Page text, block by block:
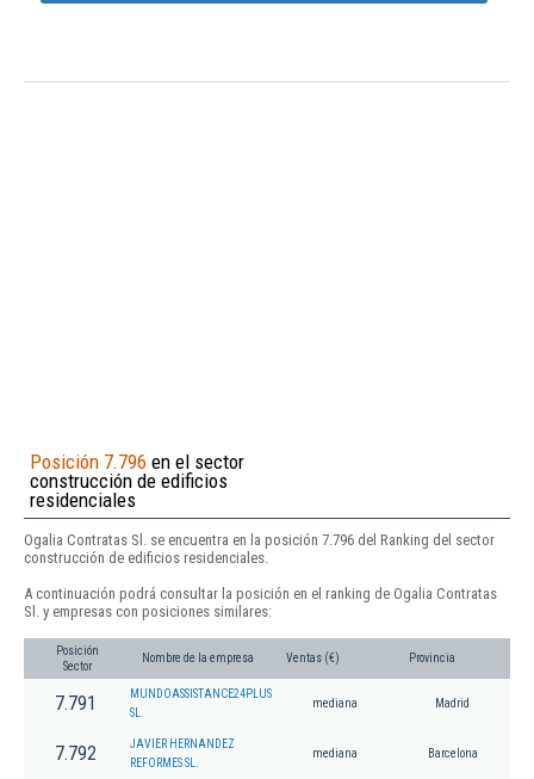
Posición 7.796 en el sector
construcción de edificios
residenciales
Ogalia Contratas Sl. se encuentra en la posición 7.796 del Ranking del sector
construcción de edificios residenciales.
A continuación podrá consultar la posición en el ranking de Ogalia Contratas
Sl. y empresas con posiciones similares:
Posición
Sector
Nombre de la empresa Ventas (€) Provincia
7.791
MUNDOASSISTANCE24PLUS
SL.
mediana Madrid
7.792
JAVIER HERNANDEZ
REFORMES SL.
mediana Barcelona